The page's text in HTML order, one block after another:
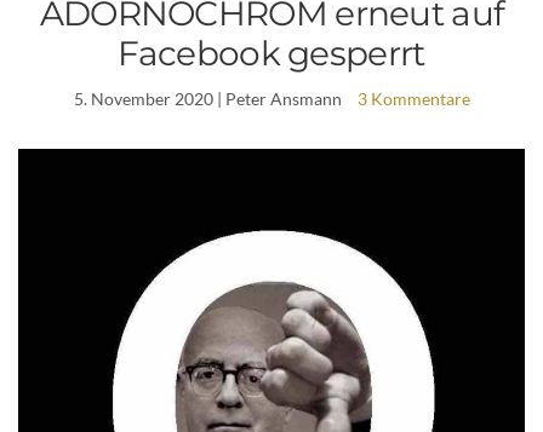
ADORNOCHROM erneut auf
Facebook gesperrt
5. November 2020| Peter Ansmann 3 Kommentare